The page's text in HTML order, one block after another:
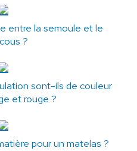
entre la semoule et le
?
sont-ils de couleur
et rouge ?
pour un matelas ?